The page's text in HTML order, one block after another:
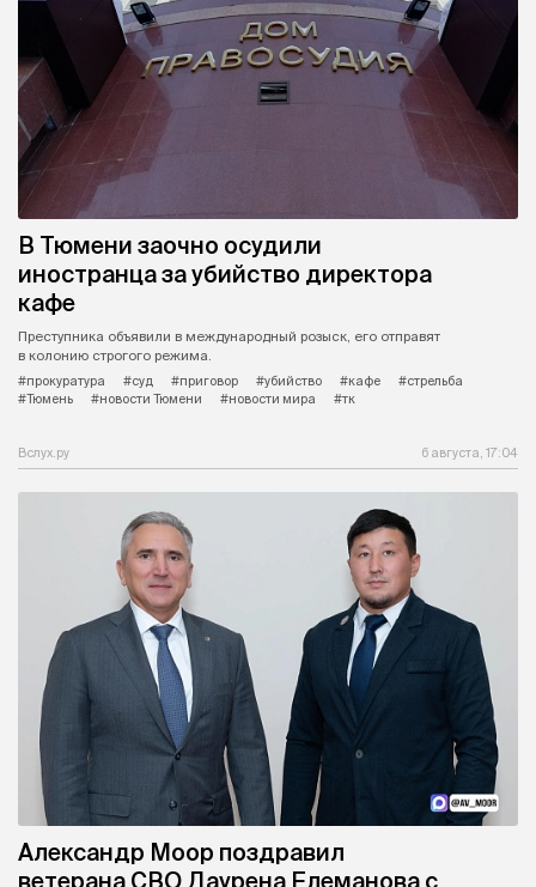
В Тюмени заочно осудили
иностранца за убийство директора
кафе
Преступника объявили в международный розыск, его отправят
в колонию строгого режима.
#прокуратура
#суд #приговор #убийство #кафе
#стрельба
#Тюмень
#новости Тюмени #новости мира #тк
Вслух.ру 6 августа, 17:04
Александр Моор поздравил
ветерана СВО Даурена Елеманова с